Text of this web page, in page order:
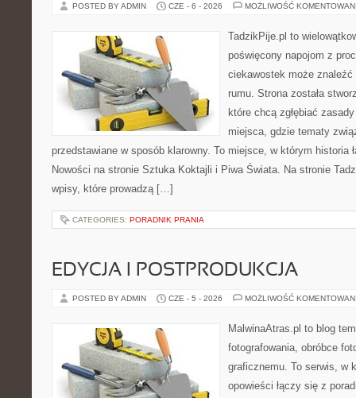
POSTED BY ADMIN CZE - 6 - 2026 MOŻLIWOŚĆ
TadzikPije.pl to
poświęcony napojom z
ciekawostek może
rumu. Strona została
które chcą zgłębiać
miejsca, gdzie tematy
przedstawiane w sposób klarowny. To miejsce, w którym historia
Nowości na stronie Sztuka Koktajli i Piwa Świata. Na stronie
wpisy, które prowadzą […]
CATEGORIES: PORADNIK PRANIA
EDYCJA I POSTPRODUKCJA
POSTED BY ADMIN CZE - 5 - 2026 MOŻLIWOŚĆ
MalwinaAtras.pl to blog
fotografowania, obróbce
graficznemu. To serwis, w
opowieści łączy się z